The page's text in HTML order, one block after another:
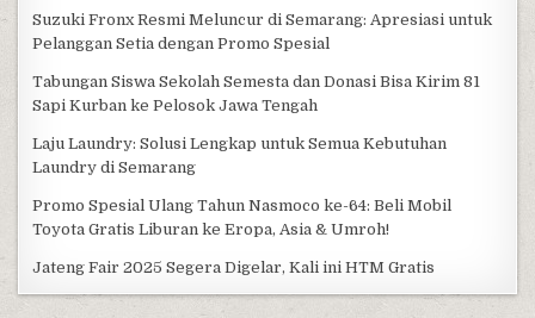
Suzuki Fronx Resmi Meluncur di Semarang: Apresiasi untuk
Pelanggan Setia dengan Promo Spesial
Tabungan Siswa Sekolah Semesta dan Donasi Bisa Kirim 81
Sapi Kurban ke Pelosok Jawa Tengah
Laju Laundry: Solusi Lengkap untuk Semua Kebutuhan
Laundry di Semarang
Promo Spesial Ulang Tahun Nasmoco ke-64: Beli Mobil
Toyota Gratis Liburan ke Eropa, Asia & Umroh!
Jateng Fair 2025 Segera Digelar, Kali ini HTM Gratis